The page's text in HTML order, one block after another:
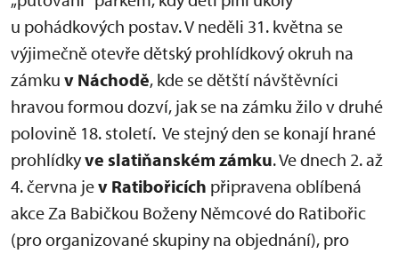
u pohádkových postav. V neděli 31. května se
výjimečně otevře dětský prohlídkový okruh na
zámku v Náchodě, kde se dětští návštěvníci
hravou formou dozví, jak se na zámku žilo v druhé
polovině 18. století. Ve stejný den se konají hrané
prohlídkyve slatiňanském zámku. Ve dnech 2. až
4. června jev Ratibořicích připravena oblíbená
akce Za Babičkou Boženy Němcové do Ratibořic
(pro organizované skupiny na objednání), pro